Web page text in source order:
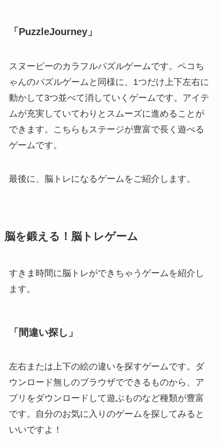
「PuzzleJourney」
スヌーピーのカラフルパズルゲームです。ペコち
ゃんのパズルゲームと同様に、1つだけ上下左右に
動かして3つ並べて消していくゲームです。アイテ
ムが充実していてわりとスムーズに進めることが
できます。こちらもステージが豊富で長く遊べる
ゲームです。
最後に、脳トレになるゲームをご紹介します。
脳を鍛える！脳トレゲーム
すきま時間に脳トレができちゃうゲームを紹介し
ます。
「間違い探し」
左右または上下の絵の違いを探すゲームです。ダ
ウンロード無しのブラウザでできるものから、ア
プリをダウンロードして遊ぶものなど種類が豊富
です。自分のお気に入りのゲームを探してみると
いいですよ！